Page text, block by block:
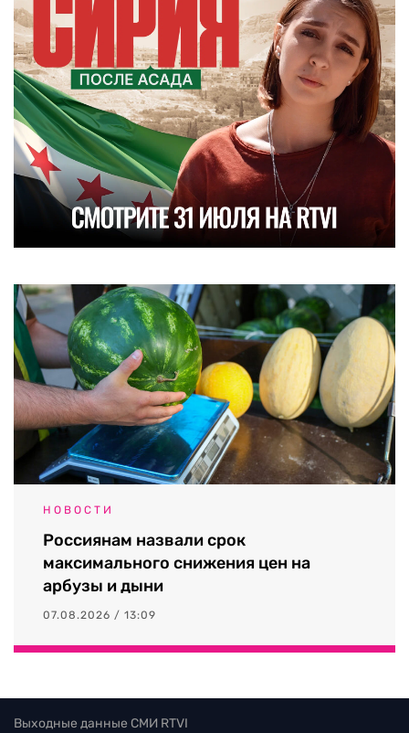
НОВОСТИ
Россиянам назвали срок
максимального снижения цен на
арбузы и дыни
07.08.2026 / 13:09
Выходные данные СМИ RTVI